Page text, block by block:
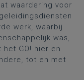
waardering voor
werk, waarbij
was,
GO! hier en
tot en met